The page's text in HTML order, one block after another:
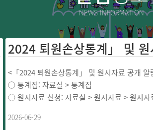
NEWS INFORMATION
<「2024 퇴원손상통계」 및 원시자료 공개 알
○ 통계집: 자료실 > 통계집
○ 원시자료 신청: 자료실 > 원시자료 > 원시자
2026-06-29